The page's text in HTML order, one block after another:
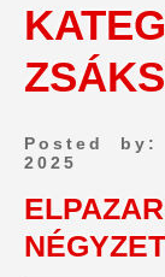
Posted by:
2025